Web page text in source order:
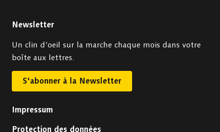
Newsletter
Un clin d’oeil sur la marche chaque mois dans votre
boîte aux lettres.
S'abonner à la Newsletter
Impressum
Protection des données